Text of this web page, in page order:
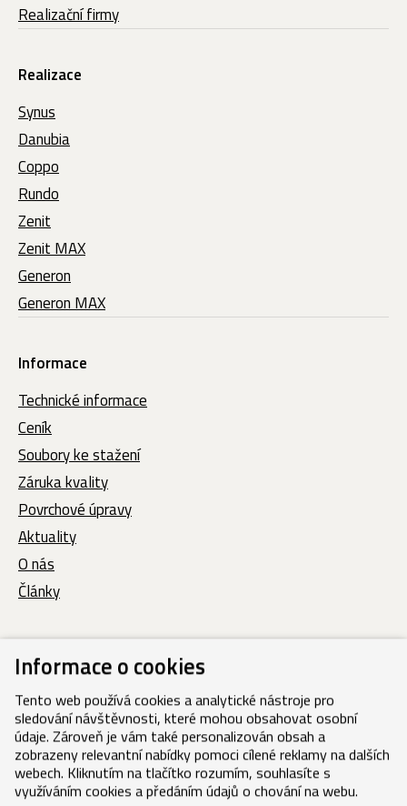
Realizační firmy
Realizace
Synus
Danubia
Coppo
Rundo
Zenit
Zenit MAX
Generon
Generon MAX
Informace
Technické informace
Ceník
Soubory ke stažení
Záruka kvality
Povrchové úpravy
Aktuality
O nás
Články
Informace o cookies
Tento web používá cookies a analytické nástroje pro
sledování návštěvnosti, které mohou obsahovat osobní
údaje. Zároveň je vám také personalizován obsah a
zobrazeny relevantní nabídky pomoci cílené reklamy na dalších
webech. Kliknutím na tlačítko rozumím, souhlasíte s
využíváním cookies a předáním údajů o chování na webu.